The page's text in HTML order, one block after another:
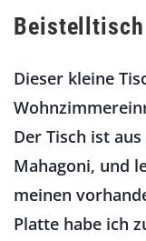
Beistelltisch
Dieser kleine
Der Tisch ist
Mahagoni, und
meinen
Platte habe ich